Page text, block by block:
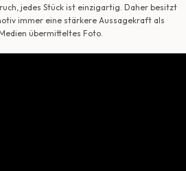
jedes Stück ist einzigartig. Daher besitzt
immer eine stärkere Aussagekraft als
übermitteltes Foto.